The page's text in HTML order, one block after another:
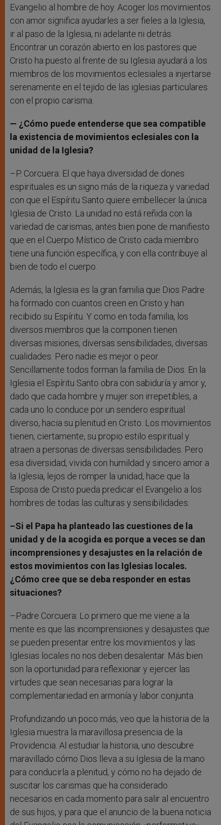
Evangelio al hombre de hoy. Acoger los movimientos
con amor significa ayudarles a ser fieles a la Iglesia,
ir al paso de la Iglesia, ni adelante ni detrás.
Encontrar un corazón abierto en los pastores que
Cristo ha puesto al frente de su Iglesia ayudará a los
miembros de los movimientos eclesiales a injertarse
serenamente en el tejido de las iglesias particulares
con el propio carisma.
— ¿Cómo puede entenderse que sea compatible
la existencia de movimientos eclesiales con la
unidad de la Iglesia?
–P. Corcuera: El que haya diversidad de dones
espirituales es un signo más de la riqueza y variedad
con que el Espíritu Santo quiere embellecer la única
Iglesia de Cristo. La unidad no está reñida con la
variedad de carismas, antes bien pone de manifiesto
que en el Cuerpo Místico de Cristo cada miembro
tiene una función específica, y con ella contribuye al
bien de todo el cuerpo.
Además, la Iglesia es la gran familia que Dios Padre
ha formado con cuantos creen en Cristo y han
recibido su Espíritu. Y como en toda familia, los
diversos miembros que la componen tienen
diversas misiones, diversas sensibilidades, diversas
cualidades. Pero nadie es mejor o peor.
Sencillamente todos forman la familia de Dios. En la
Iglesia el Espíritu Santo obra con sabiduría y amor y,
dado que cada hombre y mujer son irrepetibles, a
cada uno lo conduce por un sendero espiritual
diverso, hacia su plenitud en Cristo. Los movimientos
tienen, ciertamente, su propio estilo espiritual y
atraen a personas de diversas sensibilidades. Pero
esa diversidad, vivida con humildad y sincero amor a
la Iglesia, lejos de romper la unidad, hace que la
Esposa de Cristo pueda predicar el Evangelio a los
hombres de todas las culturas y sensibilidades.
–Si el Papa ha planteado las cuestiones de la
unidad y de la acogida es porque a veces se dan
incomprensiones y desajustes en la relación de
estos movimientos con las Iglesias locales.
¿Cómo cree que se deba responder en estas
situaciones?
–Padre Corcuera: Lo primero que me viene a la
mente es que las incomprensiones y desajustes que
se pueden presentar entre los movimientos y las
Iglesias locales no nos deben desalentar. Más bien
son la oportunidad para reflexionar y ejercer las
virtudes que sean necesarias para lograr la
complementariedad en armonía y labor conjunta.
Profundizando un poco más, veo que la historia de la
Iglesia muestra la maravillosa presencia de la
Providencia. Al estudiar la historia, uno descubre
maravillado cómo Dios lleva a su Iglesia de la mano
para conducirla a plenitud, y cómo no ha dejado de
suscitar los carismas que ha considerado
necesarios en cada momento para salir al encuentro
de sus hijos, y para que el anuncio de la buena noticia